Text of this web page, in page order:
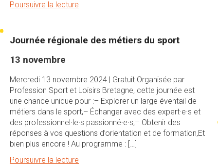
Poursuivre la lecture
Journée régionale des métiers du sport
13 novembre
Mercredi 13 novembre 2024 | Gratuit Organisée par
Profession Sport et Loisirs Bretagne, cette journée est
une chance unique pour :– Explorer un large éventail de
métiers dans le sport,– Échanger avec des expert·e·s et
des professionnel·le·s passionné·e·s,– Obtenir des
réponses à vos questions d’orientation et de formation,Et
bien plus encore ! Au programme : […]
Poursuivre la lecture